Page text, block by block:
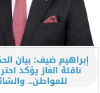
إبراهيم ضيف: بيان
ناقلة الغاز يؤكد
للمواطن..